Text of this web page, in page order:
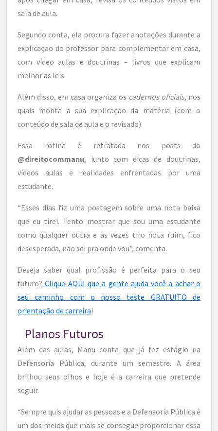
sala de aula.
Segundo conta, ela procura fazer anotações durante a
explicação do professor para complementar em casa,
com vídeo aulas e doutrinas – livros que explicam
melhor as leis.
Além disso, em casa organiza os cadernos oficiais, nos
quais monta a sua explicação da matéria (com o
conteúdo de sala de aula e o revisado).
Essa rotina é retratada nos posts do
@direitocommanu, junto com dicas de doutrinas,
vídeos aulas e realidades enfrentadas por uma
estudante.
“Esses dias fiz uma postagem sobre uma nota baixa
que eu tirei. Tento mostrar que sou uma estudante
como qualquer outra e as vezes tiro nota ruim, fico
desesperada, não sei pra onde vou”, comenta.
Deseja saber qual profissão é perfeita para o seu
futuro? Clique AQUI que a gente ajuda você a achar o
seu caminho com o nosso teste GRATUITO de
orientação de carreira!
Planos Futuros
Além das aulas, Manu conta que já fez estágio na
Defensoria Pública, durante um semestre. A área
brilhou seus olhos e hoje é a carreira que pretende
seguir.
“Sempre quis ajudar as pessoas e a Defensoria Pública é
um dos meios que mais se consegue proporcionar essa